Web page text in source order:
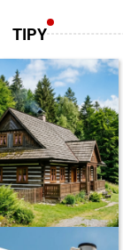
TIPY